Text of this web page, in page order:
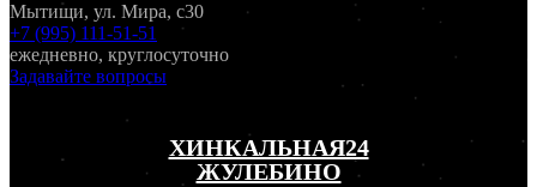
Мытищи, ул. Мира, с30
+7 (995) 111-51-51
ежедневно, круглосуточно
Задавайте вопросы
ХИНКАЛЬНАЯ24
ЖУЛЕБИНО